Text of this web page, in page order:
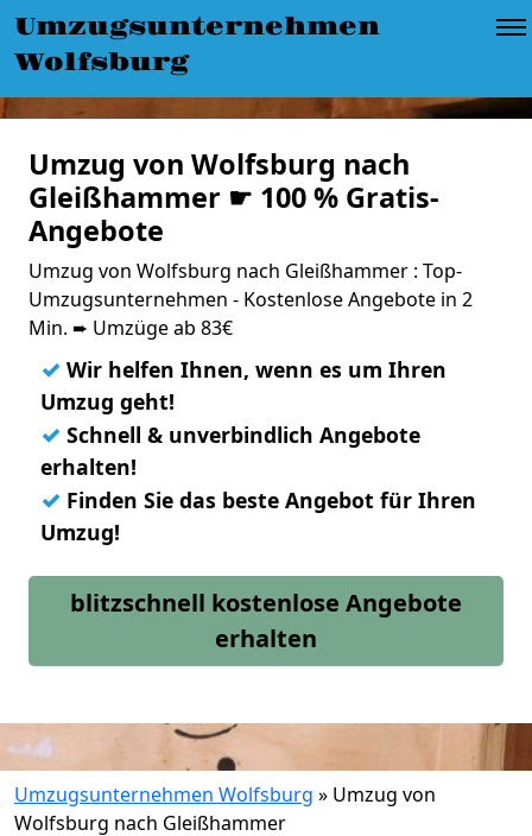
Umzugsunternehmen
Wolfsburg
Umzug von Wolfsburg nach
Gleißhammer ☛ 100 % Gratis-
Angebote
Umzug von Wolfsburg nach Gleißhammer : Top-
Umzugsunternehmen - Kostenlose Angebote in 2
Min. ➨ Umzüge ab 83€
✓ Wir helfen Ihnen, wenn es um Ihren
Umzug geht!
✓ Schnell & unverbindlich Angebote
erhalten!
✓ Finden Sie das beste Angebot für Ihren
Umzug!
blitzschnell kostenlose Angebote
erhalten
Umzugsunternehmen Wolfsburg » Umzug von
Wolfsburg nach Gleißhammer